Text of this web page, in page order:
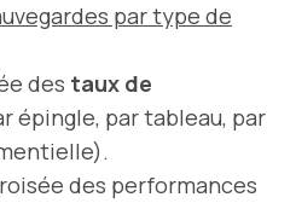
par type de
des taux de
épingle, par tableau, par
des performances